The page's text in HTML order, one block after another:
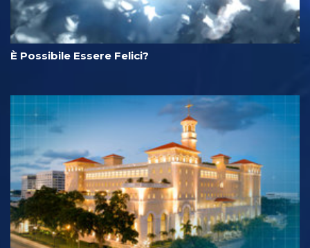
È Possibile Essere Felici?